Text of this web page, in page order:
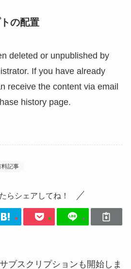
の配置
deleted or unpublished by
If you have already
receive the content via email
history page.
料記事
らシェアしてね！
ブスクリプションも開始しま